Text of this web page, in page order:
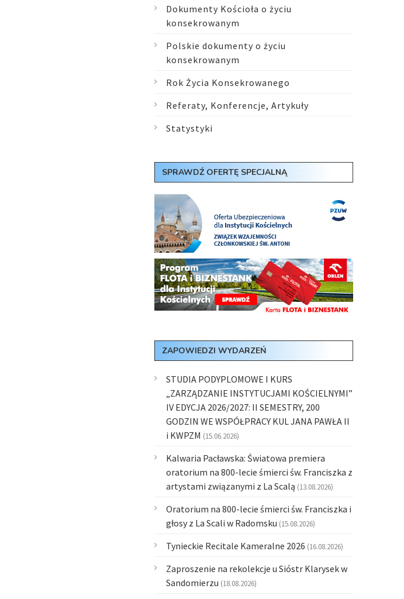
Dokumenty Kościoła o życiu
konsekrowanym
Polskie dokumenty o życiu
konsekrowanym
Rok Życia Konsekrowanego
Referaty, Konferencje, Artykuły
Statystyki
SPRAWDŹ OFERTĘ SPECJALNĄ
ZAPOWIEDZI WYDARZEŃ
STUDIA PODYPLOMOWE I KURS
„ZARZĄDZANIE INSTYTUCJAMI KOŚCIELNYMI”
IV EDYCJA 2026/2027: II SEMESTRY, 200
GODZIN WE WSPÓŁPRACY KUL JANA PAWŁA II
i KWPZM (15.06.2026)
Kalwaria Pacławska: Światowa premiera
oratorium na 800-lecie śmierci św. Franciszka z
artystami związanymi z La Scalą (13.08.2026)
Oratorium na 800-lecie śmierci św. Franciszka i
głosy z La Scali w Radomsku (15.08.2026)
Tynieckie Recitale Kameralne 2026 (16.08.2026)
Zaproszenie na rekolekcje u Sióstr Klarysek w
Sandomierzu (18.08.2026)